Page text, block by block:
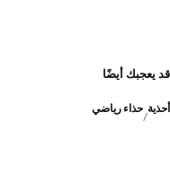
قد يعجبك أيضًا
أحذية حذاء رياضي